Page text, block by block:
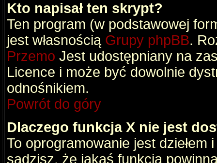
Kto napisał ten skrypt?
Ten program (w podstawowej
jest własnością Grupy phpBB.
Przemo Jest udostępniany na
Licence i może być dowolnie
odnośnikiem.
Powrót do góry
Dlaczego funkcja X nie jest
To oprogramowanie jest dziełem
sądzisz, że jakaś funkcja